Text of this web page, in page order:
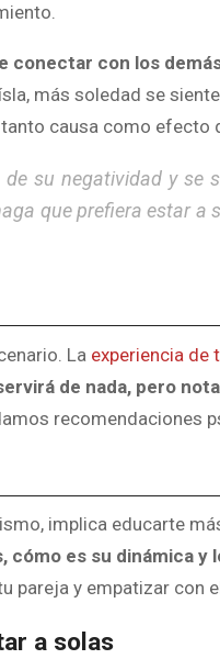
conectar con los
, más soledad se
causa como efecto
su negatividad y se
que prefiera estar a
La experiencia de
de nada, pero
recomendaciones
implica educarte
cómo es su dinámica
pareja y empatizar con
a solas